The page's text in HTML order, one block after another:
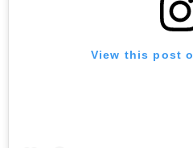
View this post